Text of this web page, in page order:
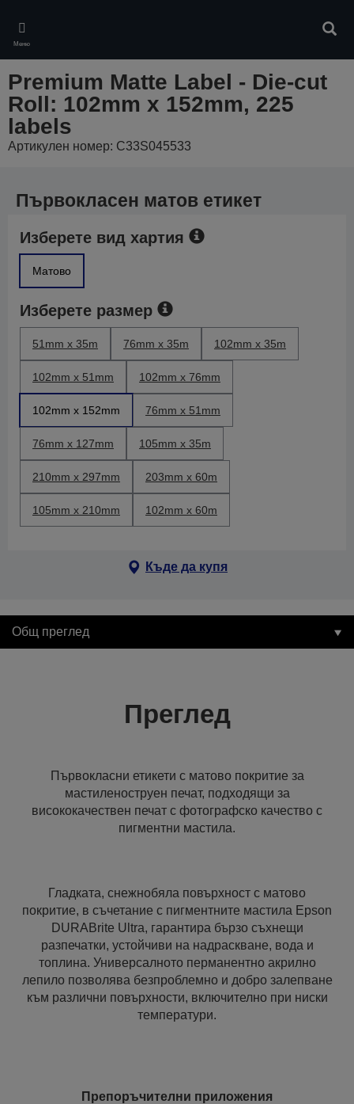
main
content
Меню
Premium Matte Label - Die-cut
Roll: 102mm x 152mm, 225
labels
Артикулен номер: C33S045533
Първокласен матов етикет
Изберете вид хартия
Матово
Изберете размер
51mm x 35m 76mm x 35m 102mm x 35m
102mm x 51mm 102mm x 76mm
102mm x 152mm 76mm x 51mm
76mm x 127mm 105mm x 35m
210mm x 297mm 203mm x 60m
105mm x 210mm 102mm x 60m
Къде да купя
Общ преглед
Преглед
Първокласни етикети с матово покритие за
мастиленоструен печат, подходящи за
висококачествен печат с фотографско качество с
пигментни мастила.
Гладката, снежнобяла повърхност с матово
покритие, в съчетание с пигментните мастила Epson
DURABrite Ultra, гарантира бързо съхнещи
разпечатки, устойчиви на надраскване, вода и
топлина. Универсалното перманентно акрилно
лепило позволява безпроблемно и добро залепване
към различни повърхности, включително при ниски
температури.
Препоръчителни приложения